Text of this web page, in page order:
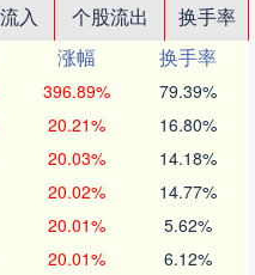
入 个股流出
换手率
涨幅
换手率
396.89% 79.39%
20.21% 16.80%
20.03% 14.18%
20.02% 14.77%
20.01% 5.62%
20.01% 6.12%